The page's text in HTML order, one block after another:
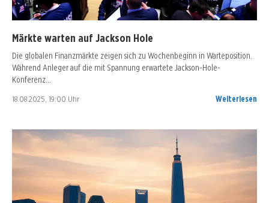
Märkte warten auf Jackson Hole
Die globalen Finanzmärkte zeigen sich zu Wochenbeginn in Warteposition.
Während Anleger auf die mit Spannung erwartete Jackson-Hole-
Konferenz…
18.08.2025, 19:00 Uhr Weiterlesen